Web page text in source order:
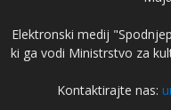
Elektronski medij
ki ga vodi Ministrstvo za
Kontaktirajte nas: